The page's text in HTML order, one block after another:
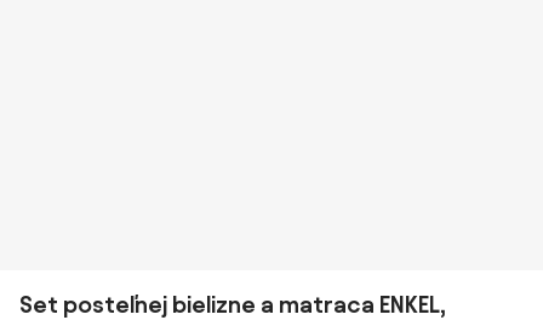
Set posteľnej bielizne a matraca ENKEL,